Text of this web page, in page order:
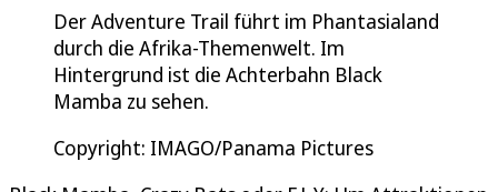
Der Adventure Trail führt im Phantasialand
durch die Afrika-Themenwelt. Im
Hintergrund ist die Achterbahn Black
Mamba zu sehen.
Copyright: IMAGO/Panama Pictures